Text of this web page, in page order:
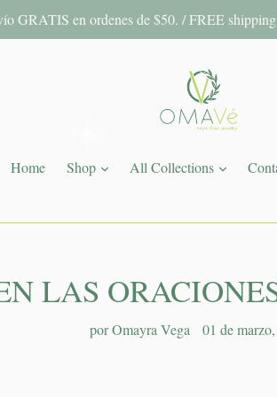
GRATIS en ordenes de $50. / FREE
Home Shop expandirAll Collections expandir
LAS
por Omayra Vega 01 de